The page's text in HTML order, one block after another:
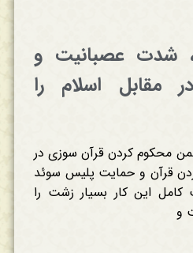
شدت عصبانیت و
مقابل اسلام را
محکوم کردن قرآن سوزی در
قرآن و حمایت پلیس سوئد
این کار بسیار زشت را
و